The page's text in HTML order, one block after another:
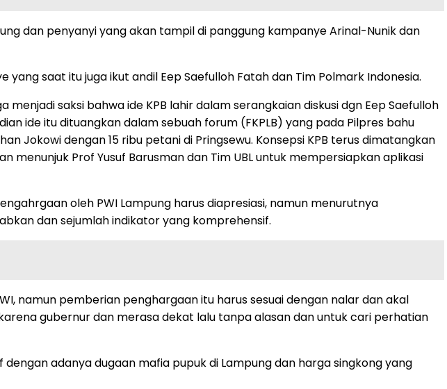
dan penyanyi yang akan tampil di panggung kampanye Arinal-Nunik dan
saat itu juga ikut andil Eep Saefulloh Fatah dan Tim Polmark Indonesia.
saksi bahwa ide KPB lahir dalam serangkaian diskusi dgn Eep Saefulloh
ide itu dituangkan dalam sebuah forum (FKPLB) yang pada Pilpres bahu
Jokowi dengan 15 ribu petani di Pringsewu. Konsepsi KPB terus dimatangkan
menunjuk Prof Yusuf Barusman dan Tim UBL untuk mempersiapkan aplikasi
oleh PWI Lampung harus diapresiasi, namun menurutnya
dan sejumlah indikator yang komprehensif.
namun pemberian penghargaan itu harus sesuai dengan nalar dan akal
gubernur dan merasa dekat lalu tanpa alasan dan untuk cari perhatian
adanya dugaan mafia pupuk di Lampung dan harga singkong yang